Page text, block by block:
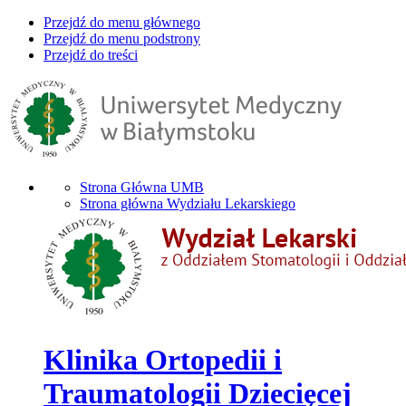
Przejdź do menu głównego
Przejdź do menu podstrony
Przejdź do treści
Strona Główna UMB
Strona główna Wydziału Lekarskiego
Klinika Ortopedii i
Traumatologii Dziecięcej